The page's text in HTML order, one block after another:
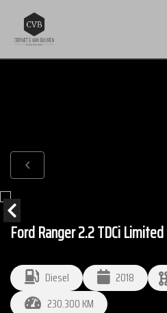
Ford Ranger 2.2 TDCi
Diesel 2018
230.300 KM